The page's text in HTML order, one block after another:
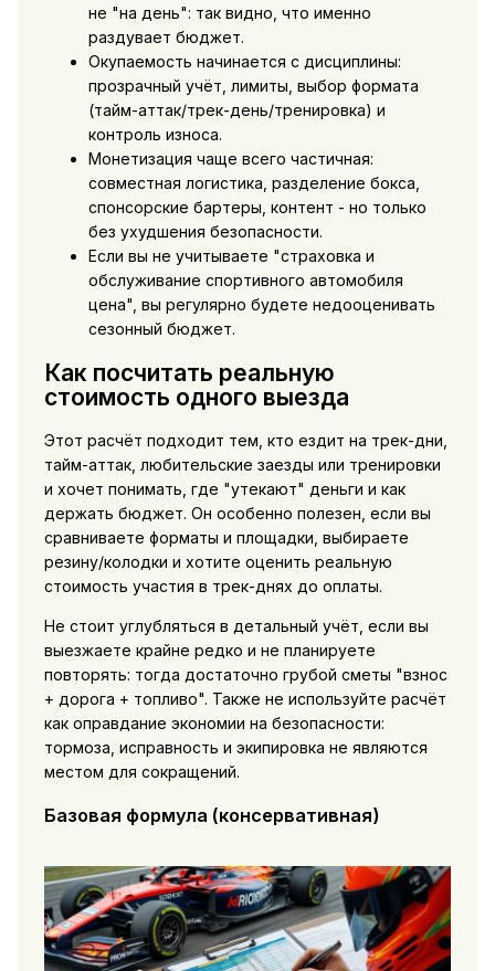
не "на день": так видно, что именно
раздувает бюджет.
Окупаемость начинается с дисциплины:
прозрачный учёт, лимиты, выбор формата
(тайм-аттак/трек-день/тренировка) и
контроль износа.
Монетизация чаще всего частичная:
совместная логистика, разделение бокса,
спонсорские бартеры, контент - но только
без ухудшения безопасности.
Если вы не учитываете "страховка и
обслуживание спортивного автомобиля
цена", вы регулярно будете недооценивать
сезонный бюджет.
Как посчитать реальную
стоимость одного выезда
Этот расчёт подходит тем, кто ездит на трек-дни,
тайм-аттак, любительские заезды или тренировки
и хочет понимать, где "утекают" деньги и как
держать бюджет. Он особенно полезен, если вы
сравниваете форматы и площадки, выбираете
резину/колодки и хотите оценить реальную
стоимость участия в трек-днях до оплаты.
Не стоит углубляться в детальный учёт, если вы
выезжаете крайне редко и не планируете
повторять: тогда достаточно грубой сметы "взнос
+ дорога + топливо". Также не используйте расчёт
как оправдание экономии на безопасности:
тормоза, исправность и экипировка не являются
местом для сокращений.
Базовая формула (консервативная)